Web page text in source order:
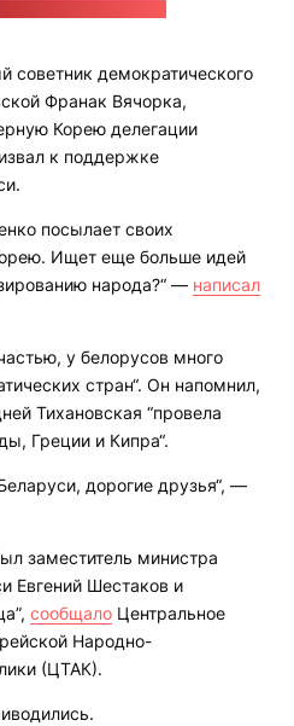
советник демократического
Франак Вячорка,
Корею делегации
к поддержке
посылает своих
Ищет еще больше идей
народа?“ — написал
у белорусов много
стран“. Он напомнил,
Тихановская “провела
Греции и Кипра“.
дорогие друзья“, —
заместитель министра
Евгений Шестаков и
сообщало Центральное
Народно-
(ЦТАК).